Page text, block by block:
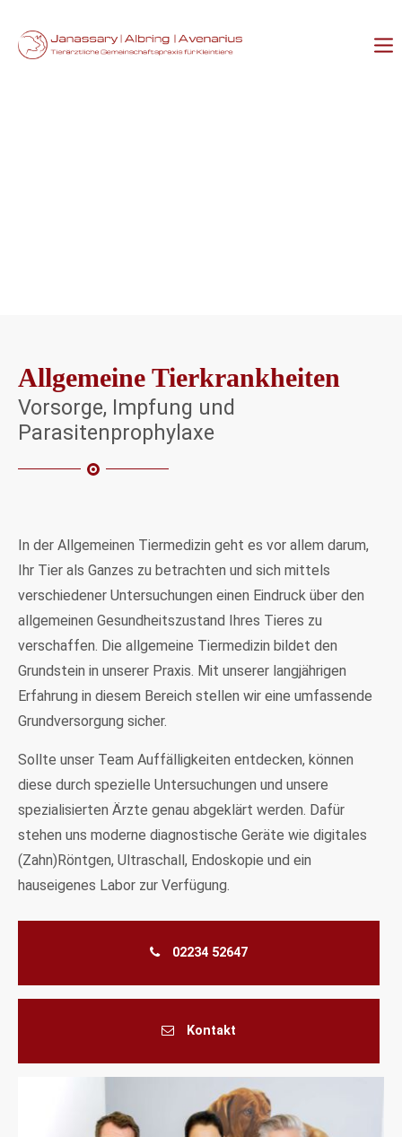
Allgemeine Tierkrankheiten
Vorsorge, Impfung und
Parasitenprophylaxe
In der Allgemeinen Tiermedizin geht es vor allem darum,
Ihr Tier als Ganzes zu betrachten und sich mittels
verschiedener Untersuchungen einen Eindruck über den
allgemeinen Gesundheitszustand Ihres Tieres zu
verschaffen. Die allgemeine Tiermedizin bildet den
Grundstein in unserer Praxis. Mit unserer langjährigen
Erfahrung in diesem Bereich stellen wir eine umfassende
Grundversorgung sicher.
Sollte unser Team Auffälligkeiten entdecken, können
diese durch spezielle Untersuchungen und unsere
spezialisierten Ärzte genau abgeklärt werden. Dafür
stehen uns moderne diagnostische Geräte wie digitales
(Zahn)Röntgen, Ultraschall, Endoskopie und ein
hauseigenes Labor zur Verfügung.
02234 52647
Kontakt